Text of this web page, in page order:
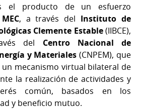
el producto de un esfuerzo
MEC, a través del Instituto de
Clemente Estable(IIBCE),
del Centro Nacional de
y Materiales (CNPEM), que
mecanismo virtual bilateral de
la realización de actividades y
común, basados en los
y beneficio mutuo.